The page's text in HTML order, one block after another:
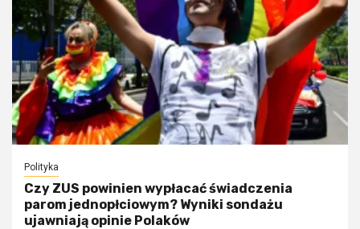
Polityka
Czy ZUS powinien wypłacać świadczenia
parom jednopłciowym? Wyniki sondażu
ujawniają opinie Polaków